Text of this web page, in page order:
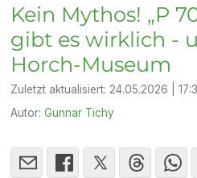
Kein Mythos! „P
gibt es wirklich -
Horch-Museum
Zuletzt aktualisiert: 24.05.2026 |
Autor:Gunnar Tichy